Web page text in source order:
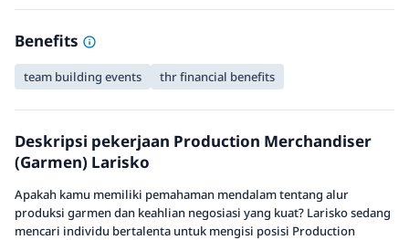
Benefits
team building events thr financial benefits
Deskripsi pekerjaan Production Merchandiser
(Garmen) Larisko
Apakah kamu memiliki pemahaman mendalam tentang alur
produksi garmen dan keahlian negosiasi yang kuat? Larisko sedang
mencari individu bertalenta untuk mengisi posisi Production